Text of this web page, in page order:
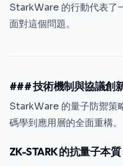
StarkWare 的行動代表了
面對這個問題。
### 技術機制與協議創
StarkWare 的量子防禦策
碼學到應用層的全面重構。
ZK-STARK 的抗量子本質